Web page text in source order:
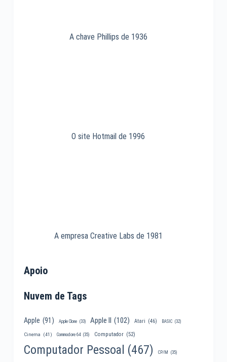
A chave Phillips de 1936
O site Hotmail de 1996
A empresa Creative Labs de 1981
Apoio
Nuvem de Tags
Apple (91) Apple Clone (33) Apple II (102) Atari (46) BASIC (32)
Cinema (41) Commodore 64 (35) Computador (52)
Computador Pessoal (467) CP/M (35)